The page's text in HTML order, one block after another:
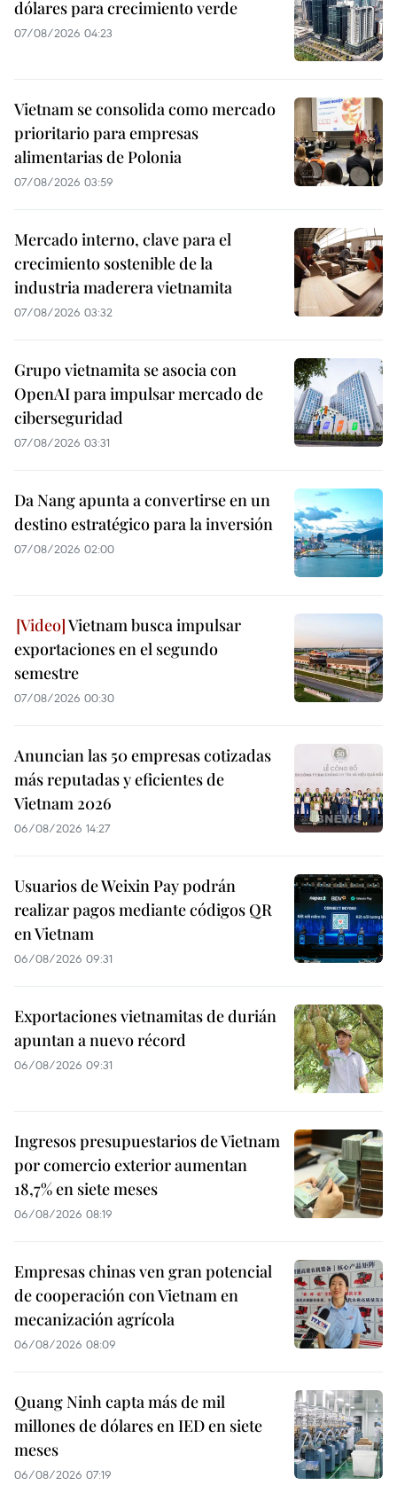
dólares para crecimiento verde
07/08/2026 04:23
Vietnam se consolida como mercado
prioritario para empresas
alimentarias de Polonia
07/08/2026 03:59
Mercado interno, clave para el
crecimiento sostenible de la
industria maderera vietnamita
07/08/2026 03:32
Grupo vietnamita se asocia con
OpenAI para impulsar mercado de
ciberseguridad
07/08/2026 03:31
Da Nang apunta a convertirse en un
destino estratégico para la inversión
07/08/2026 02:00
Vietnam busca impulsar
exportaciones en el segundo
semestre
07/08/2026 00:30
Anuncian las 50 empresas cotizadas
más reputadas y eficientes de
Vietnam 2026
06/08/2026 14:27
Usuarios de Weixin Pay podrán
realizar pagos mediante códigos QR
en Vietnam
06/08/2026 09:31
Exportaciones vietnamitas de durián
apuntan a nuevo récord
06/08/2026 09:31
Ingresos presupuestarios de Vietnam
por comercio exterior aumentan
18,7% en siete meses
06/08/2026 08:19
Empresas chinas ven gran potencial
de cooperación con Vietnam en
mecanización agrícola
06/08/2026 08:09
Quang Ninh capta más de mil
millones de dólares en IED en siete
meses
06/08/2026 07:19